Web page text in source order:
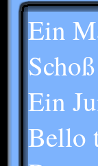
Ein
Ein
Bello